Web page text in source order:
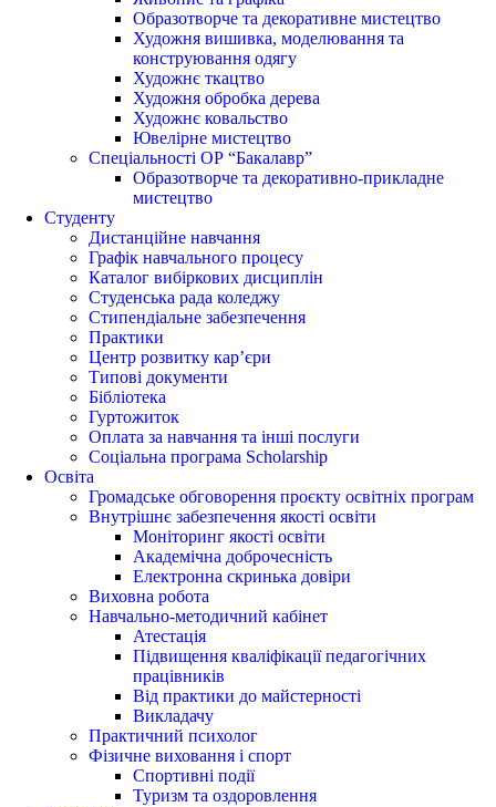
Образотворче та декоративне мистецтво
Художня вишивка, моделювання та
конструювання одягу
Художнє ткацтво
Художня обробка дерева
Художнє ковальство
Ювелірне мистецтво
Спеціальності ОР “Бакалавр”
Образотворче та декоративно-прикладне
мистецтво
Студенту
Дистанційне навчання
Графік навчального процесу
Каталог вибіркових дисциплін
Студенська рада коледжу
Стипендіальне забезпечення
Практики
Центр розвитку кар’єри
Типові документи
Бібліотека
Гуртожиток
Оплата за навчання та інші послуги
Соціальна програма Scholarship
Освіта
Громадське обговорення проєкту освітніх програм
Внутрішнє забезпечення якості освіти
Моніторинг якості освіти
Академічна доброчесність
Електронна скринька довіри
Виховна робота
Навчально-методичний кабінет
Атестація
Підвищення кваліфікації педагогічних
працівників
Від практики до майстерності
Викладачу
Практичний психолог
Фізичне виховання і спорт
Спортивні події
Туризм та оздоровлення